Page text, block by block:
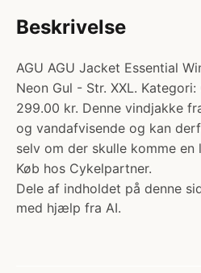
Beskrivelse
AGU AGU Jacket Essential
Neon Gul - Str. XXL.
299.00 kr. Denne vindjakke
og vandafvisende og kan
selv om der skulle komme en
Køb hos Cykelpartner.
Dele af indholdet på denne
med hjælp fra AI.